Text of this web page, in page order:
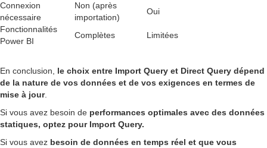
Connexion
nécessaire
Non (après
importation)
Oui
Fonctionnalités
Power BI
Complètes Limitées
En conclusion, le choix entre Import Query et Direct Query dépend
de la nature de vos données et de vos exigences en termes de
mise à jour.
Si vous avez besoin de performances optimales avec des données
statiques, optez pour Import Query.
Si vous avez besoin de données en temps réel et que vous